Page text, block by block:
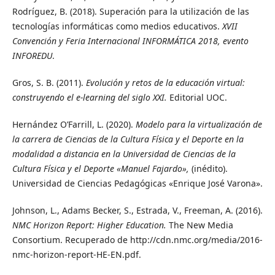
Rodríguez, B. (2018). Superación para la utilización de las
tecnologías informáticas como medios educativos.XVII
Convención y Feria Internacional INFORMÁTICA 2018, evento
INFOREDU.
Gros, S. B. (2011). Evolución y retos de la educación virtual:
construyendo el e-learning del siglo XXI. Editorial UOC.
Hernández O’Farrill, L. (2020). Modelo para la virtualización de
la carrera de Ciencias de la Cultura Física y el Deporte en la
modalidad a distancia en la Universidad de Ciencias de la
Cultura Física y el Deporte «Manuel Fajardo», (inédito).
Universidad de Ciencias Pedagógicas «Enrique José Varona».
Johnson, L., Adams Becker, S., Estrada, V., Freeman, A. (2016).
NMC Horizon Report: Higher Education. The New Media
Consortium. Recuperado de http://cdn.nmc.org/media/2016-
nmc-horizon-report-HE-EN.pdf.